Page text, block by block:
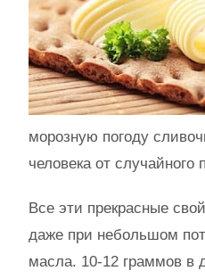
морозную погоду
человека от случайного
Все эти прекрасные
даже при небольшом
масла. 10-12 граммов в